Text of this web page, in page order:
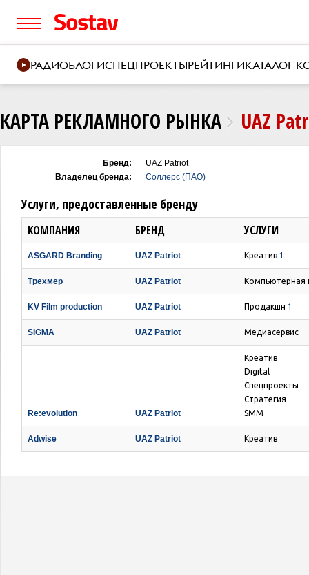
РАДИОБЛОГИСПЕЦПРОЕКТЫРЕЙТИНГИКАТАЛОГ
КАРТА РЕКЛАМНОГО РЫНКА UAZ
Бренд:
UAZ Patriot
Владелец бренда:
Соллерс (ПАО)
Услуги, предоставленные бренду
КОМПАНИЯ БРЕНД УСЛУГИ
ASGARD Branding UAZ Patriot Креатив 1
Трехмер UAZ Patriot Компьютерная
KV Film production UAZ Patriot Продакшн 1
SIGMA UAZ Patriot Медиасервис
Re:evolution UAZ Patriot
Креатив
Digital
Спецпроекты
Стратегия
SMM
Adwise UAZ Patriot Креатив